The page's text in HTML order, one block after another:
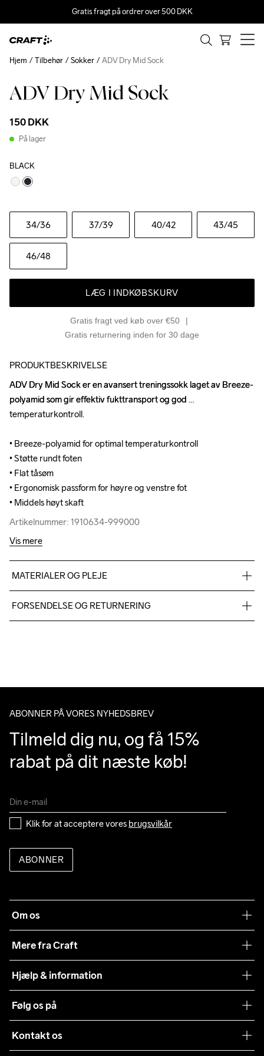
Gratis fragt på ordrer over 500 DKK
ADV Dry Mid Sock
150 DKK
På lager
BLACK
34/36 37/39 40/42 43/45
46/48
LÆG I INDKØBSKURV
Gratis fragt ved køb over €50
Gratis returnering inden for 30 dage
Hjem Tilbehør Sokker ADV Dry Mid Sock
Recycled
PRODUKTBESKRIVELSE
ADV Dry Mid Sock er en avansert treningssokk laget av Breeze-
polyamid som gir effektiv fukttransport og god
temperaturkontroll.
• Breeze-polyamid for optimal temperaturkontroll
• Støtte rundt foten
• Flat tåsøm
• Ergonomisk passform for høyre og venstre fot
• Middels høyt skaft
Artikelnummer: 1910634-999000
ADV Dry Mid Sock er en avansert treningssokk laget av Breeze-
polyamid som gir effektiv fukttransport og god
temperaturkontroll.
• Breeze-polyamid for optimal temperaturkontroll
• Støtte rundt foten
• Flat tåsøm
• Ergonomisk passform for høyre og venstre fot
• Middels høyt skaft
Artikelnummer: 1910634-999000
Vis mere
MATERIALER OG PLEJE
40% Polyamide
FORSENDELSE OG RETURNERING
ABONNER PÅ VORES NYHEDSBREV
Tilmeld dig nu, og få 15%
rabat på dit næste køb!
Klik for at acceptere vores brugsvilkår
ABONNER
Om os
Mere fra Craft
Samarbejder
Presse
Sustainability
Hjælp & information
Levering
Kundeservice
Følg os på
Kontakt os